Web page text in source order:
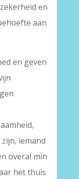
en
aan
en geven
iemand
overal min
het thuis